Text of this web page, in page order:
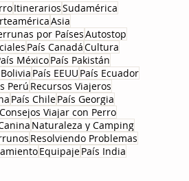
ItinerariosSudamérica
Asia
por PaísesAutostop
País CanadáCultura
MéxicoPaís Pakistán
País EEUU País Ecuador
Perú Recursos Viajeros
País ChilePaís Georgia
Consejos Viajar con Perro
Naturaleza y Camping
Resolviendo Problemas
EquipajePaís India